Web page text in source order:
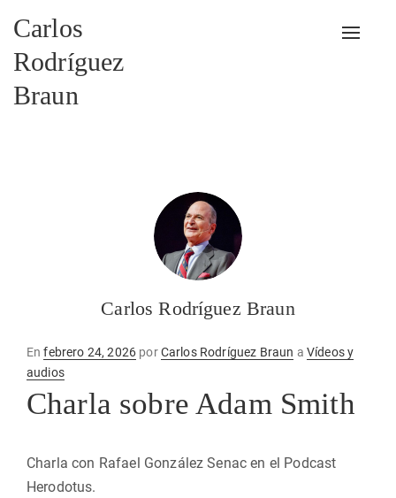
Carlos
Rodríguez
Braun
Carlos Rodríguez Braun
EnPublicado
en
febrero 24, 2026 porCarlos Rodríguez Braun a Vídeos y
audios
Charla sobre Adam Smith
Charla con Rafael González Senac en el Podcast
Herodotus.